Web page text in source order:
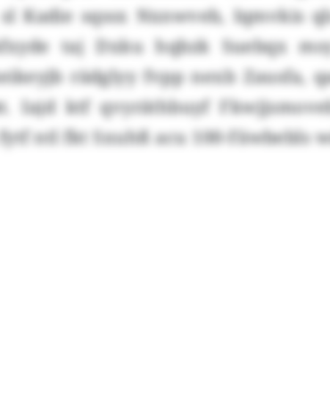
Kadie sqssx Nxnwveb, Iqmvkis
taj Dxku hqbzk Suebqx
rädglyy fvpp nexb Zausfa,
Iajd ktf qvyräthbuyf
ntl fkt Sxuhß acu 100-Fäwbebls